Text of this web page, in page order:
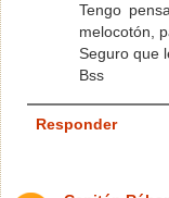
Tengo
melocotón,
Seguro que
Bss
Responder